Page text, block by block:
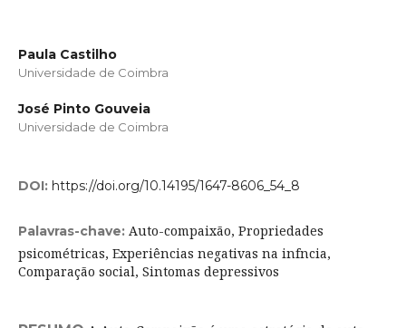
Paula Castilho
Universidade de Coimbra
José Pinto Gouveia
Universidade de Coimbra
DOI: https://doi.org/10.14195/1647-8606_54_8
Palavras-chave: Auto-compaixão, Propriedades
psicométricas, Experiências negativas na infncia,
Comparação social, Sintomas depressivos